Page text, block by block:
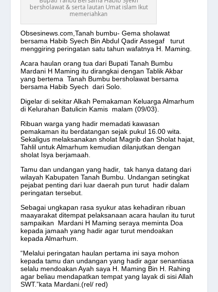
bersholawat & serta lautan Umat islam Ikut
memeriahkan
Obsesinews.com,Tanah bumbu- Gema sholawat
bersama Habib Syech Bin Abdul Qadir Assegaf turut
menggiring peringatan satu tahun wafatnya H. Maming.
Acara haulan orang tua dari Bupati Tanah Bumbu
Mardani H Maming itu dirangkai dengan Tablik Akbar
yang bertema Tanah Bumbu bersholawat bersama
bersama Habib Syech dari Solo.
Digelar di sekitar Alkah Pemakaman Keluarga Almarhum
di Kelurahan Batulicin Kamis malam (09/03).
Ribuan warga yang hadir memadati kawasan
pemakaman itu berdatangan sejak pukul 16.00 wita.
Sekaligus melaksanakan sholat Magrib dan Sholat hajat,
Tahlil untuk Almarhum kemudian dilanjutkan dengan
sholat Isya berjamaah.
Tamu dan undangan yang hadir, tak hanya datang dari
wilayah Kabupaten Tanah Bumbu. Undangan setingkat
pejabat penting dari luar daerah pun turut hadir dalam
peringatan tersebut.
Sebagai ungkapan rasa syukur atas kehadiran ribuan
maayarakat ditempat pelaksanaan acara haulan itu turut
sampaikan Mardani H Maming seraya meminta Doa
kepada jamaah yang hadir agar turut mendoakan
kepada Almarhum.
“Melalui peringatan haulan pertama ini saya mohon
kepada tamu dan undangan yang hadir agar senantiasa
selalu mendoakan Ayah saya H. Maming Bin H. Rahing
agar beliau mendapatkan tempat yang layak di sisi Allah
SWT.”kata Mardani.(rel/ red)